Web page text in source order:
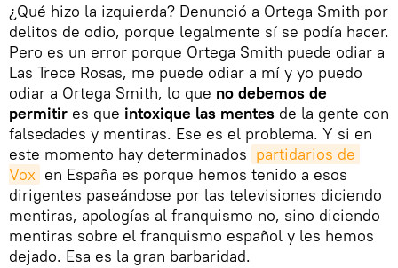
¿Qué hizo la izquierda? Denunció a Ortega Smith por
delitos de odio, porque legalmente sí se podía hacer.
Pero es un error porque Ortega Smith puede odiar a
Las Trece Rosas, me puede odiar a mí y yo puedo
odiar a Ortega Smith, lo que no debemos de
permitir es que intoxique las mentes de la gente con
falsedades y mentiras. Ese es el problema. Y si en
este momento hay determinados partidarios de
Vox en España es porque hemos tenido a esos
dirigentes paseándose por las televisiones diciendo
mentiras, apologías al franquismo no, sino diciendo
mentiras sobre el franquismo español y les hemos
dejado. Esa es la gran barbaridad.